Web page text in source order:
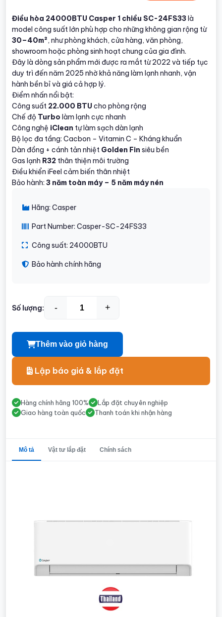
Điều hòa 24000BTU Casper 1 chiều SC-24FS33là
model công suất lớn phù hợp cho những không gian rộng từ
30–40m², như phòng khách, cửa hàng, văn phòng,
showroom hoặc phòng sinh hoạt chung của gia đình.
Đây là dòng sản phẩm mới được ra mắt từ 2022 và tiếp tục
duy trì đến năm 2025 nhờ khả năng làm lạnh nhanh, vận
hành bền bỉ và giá cả hợp lý.
Điểm nhấn nổi bật:
Công suất 22.000 BTUcho phòng rộng
Chế độ Turbo làm lạnh cực nhanh
Công nghệ iClean tự làm sạch dàn lạnh
Bộ lọc đa tầng: Cacbon – Vitamin C – Kháng khuẩn
Dàn đồng + cánh tản nhiệt Golden Fin siêu bền
Gas lạnh R32 thân thiện môi trường
Điều khiển iFeel cảm biến thân nhiệt
Bảo hành: 3 năm toàn máy – 5 năm máy nén
Hãng: Casper
Part Number: Casper-SC-24FS33
Công suất: 24000BTU
Bảo hành chính hãng
Số lượng: - +
Thêm vào giỏ hàng
Lập báo giá & lắp đặt
Hàng chính hãng 100%
Lắp đặt chuyên nghiệp
Giao hàng toàn quốc
Thanh toán khi nhận hàng
Mô tả Vật tư lắp đặt Chính sách